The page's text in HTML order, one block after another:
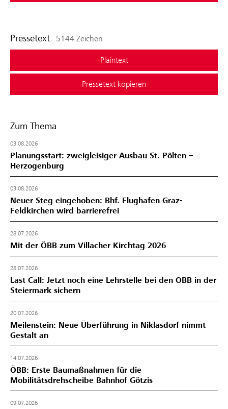
Pressetext 5144 Zeichen
Plaintext
Pressetext kopieren
Zum Thema
03.08.2026
Planungsstart: zweigleisiger Ausbau St. Pölten –
Herzogenburg
03.08.2026
Neuer Steg eingehoben: Bhf. Flughafen Graz-
Feldkirchen wird barrierefrei
28.07.2026
Mit der ÖBB zum Villacher Kirchtag 2026
28.07.2026
Last Call: Jetzt noch eine Lehrstelle bei den ÖBB in der
Steiermark sichern
20.07.2026
Meilenstein: Neue Überführung in Niklasdorf nimmt
Gestalt an
14.07.2026
ÖBB: Erste Baumaßnahmen für die
Mobilitätsdrehscheibe Bahnhof Götzis
09.07.2026